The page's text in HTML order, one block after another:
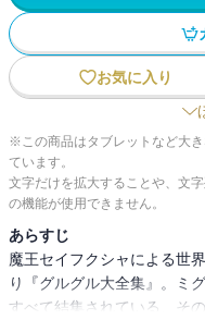
お気に入り
※この商品はタブレットなど大
ています。
文字だけを拡大することや、文
の機能が使用できません。
あらすじ
魔王セイフクシャによる世
り『グルグル大全集』。ミ
すべて結集されている、そ